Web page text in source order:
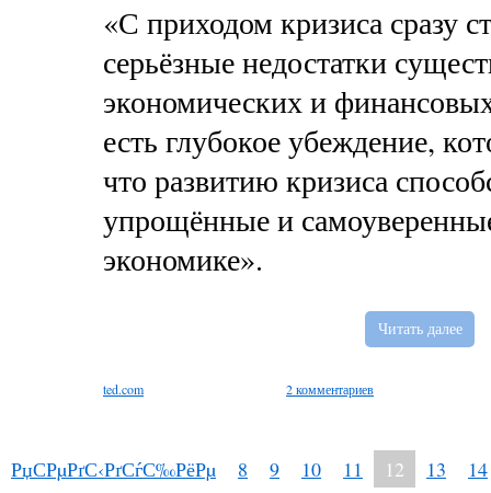
«С приходом кризиса сразу
серьёзные недостатки
экономических и
есть глубокое убеждение,
что развитию кризиса
упрощённые и
экономике».
Читать далее
ted.com 2 комментариев
РџСРµРґС‹РґСѓС‰РёРµ 8 9 10 11 12 13 14